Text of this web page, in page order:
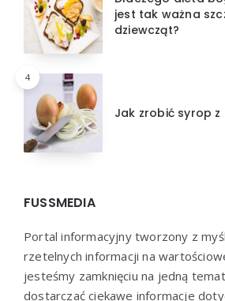
jest tak ważna
dziewcząt?
4
Jak zrobić syrop z
FUSSMEDIA
Portal informacyjny tworzony z
rzetelnych informacji na
jesteśmy zamknięciu na jedną
dostarczać ciekawe informacje